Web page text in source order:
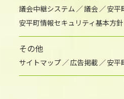
議会中継システム
議会 安平
安平町情報セキュリティ基本方針
その他
サイトマップ 広告掲載 安平